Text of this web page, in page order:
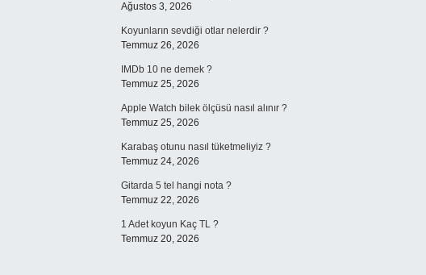
Ağustos 3, 2026
Koyunların sevdiği otlar nelerdir ?
Temmuz 26, 2026
IMDb 10 ne demek ?
Temmuz 25, 2026
Apple Watch bilek ölçüsü nasıl alınır ?
Temmuz 25, 2026
Karabaş otunu nasıl tüketmeliyiz ?
Temmuz 24, 2026
Gitarda 5 tel hangi nota ?
Temmuz 22, 2026
1 Adet koyun Kaç TL ?
Temmuz 20, 2026